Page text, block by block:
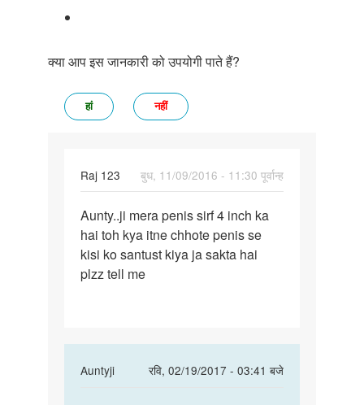
क्या आप इस जानकारी को उपयोगी पाते हैं?
हां नहीं
Raj 123
बुध, 11/09/2016 - 11:30 पूर्वान्ह
Aunty..ji
mera
penis
sirf
Aunty..ji mera penis sirf 4 inch ka
hai toh kya itne chhote penis se
kisi ko santust kiya ja sakta hai
plzz tell me
Auntyji
रवि, 02/19/2017 - 03:41 बजे
In